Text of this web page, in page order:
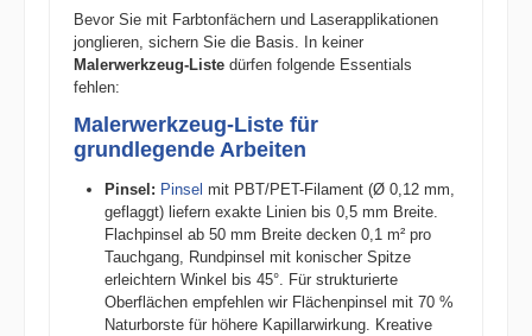
Bevor Sie mit Farbtonfächern und Laserapplikationen
jonglieren, sichern Sie die Basis. In keiner
Malerwerkzeug-Liste dürfen folgende Essentials
fehlen:
Malerwerkzeug-Liste für
grundlegende Arbeiten
Pinsel: Pinsel mit PBT/PET-Filament (Ø 0,12 mm,
geflaggt) liefern exakte Linien bis 0,5 mm Breite.
Flachpinsel ab 50 mm Breite decken 0,1 m² pro
Tauchgang, Rundpinsel mit konischer Spitze
erleichtern Winkel bis 45°. Für strukturierte
Oberflächen empfehlen wir Flächenpinsel mit 70 %
Naturborste für höhere Kapillarwirkung. Kreative